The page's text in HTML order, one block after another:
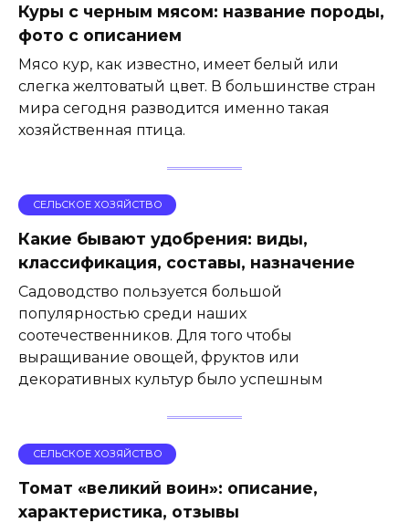
Куры с черным мясом: название породы,
фото с описанием
Мясо кур, как известно, имеет белый или
слегка желтоватый цвет. В большинстве стран
мира сегодня разводится именно такая
хозяйственная птица.
СЕЛЬСКОЕ ХОЗЯЙСТВО
Какие бывают удобрения: виды,
классификация, составы, назначение
Садоводство пользуется большой
популярностью среди наших
соотечественников. Для того чтобы
выращивание овощей, фруктов или
декоративных культур было успешным
СЕЛЬСКОЕ ХОЗЯЙСТВО
Томат «великий воин»: описание,
характеристика, отзывы